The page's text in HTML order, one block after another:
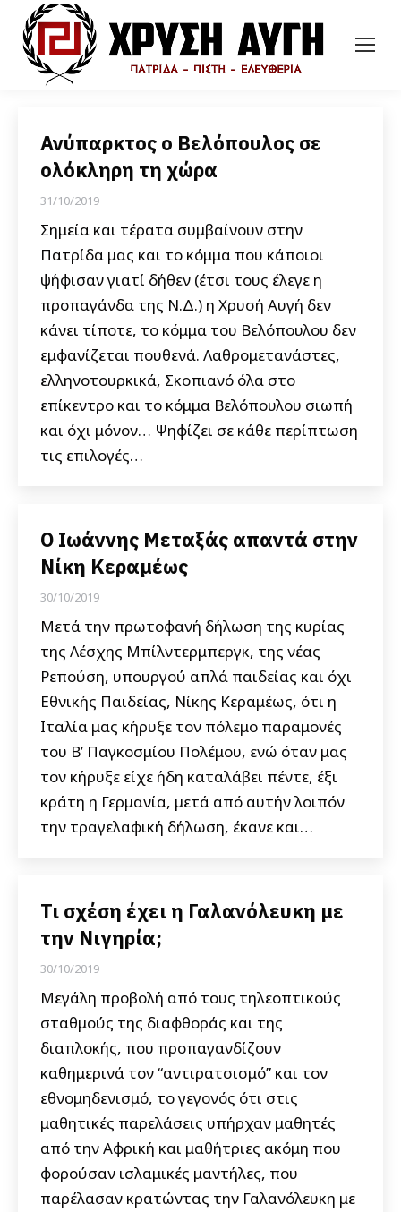
Ανύπαρκτος ο Βελόπουλος σε
ολόκληρη τη χώρα
31/10/2019
Σημεία και τέρατα συμβαίνουν στην
Πατρίδα μας και το κόμμα που κάποιοι
ψήφισαν γιατί δήθεν (έτσι τους έλεγε η
προπαγάνδα της Ν.Δ.) η Χρυσή Αυγή δεν
κάνει τίποτε, το κόμμα του Βελόπουλου δεν
εμφανίζεται πουθενά. Λαθρομετανάστες,
ελληνοτουρκικά, Σκοπιανό όλα στο
επίκεντρο και το κόμμα Βελόπουλου σιωπή
και όχι μόνον… Ψηφίζει σε κάθε περίπτωση
τις επιλογές…
Ο Ιωάννης Μεταξάς απαντά στην
Νίκη Κεραμέως
30/10/2019
Μετά την πρωτοφανή δήλωση της κυρίας
της Λέσχης Μπίλντερμπεργκ, της νέας
Ρεπούση, υπουργού απλά παιδείας και όχι
Εθνικής Παιδείας, Νίκης Κεραμέως, ότι η
Ιταλία μας κήρυξε τον πόλεμο παραμονές
του Β’ Παγκοσμίου Πολέμου, ενώ όταν μας
τον κήρυξε είχε ήδη καταλάβει πέντε, έξι
κράτη η Γερμανία, μετά από αυτήν λοιπόν
την τραγελαφική δήλωση, έκανε και…
Τι σχέση έχει η Γαλανόλευκη με
την Νιγηρία;
30/10/2019
Μεγάλη προβολή από τους τηλεοπτικούς
σταθμούς της διαφθοράς και της
διαπλοκής, που προπαγανδίζουν
καθημερινά τον “αντιρατσισμό” και τον
εθνομηδενισμό, το γεγονός ότι στις
μαθητικές παρελάσεις υπήρχαν μαθητές
από την Αφρική και μαθήτριες ακόμη που
φορούσαν ισλαμικές μαντήλες, που
παρέλασαν κρατώντας την Γαλανόλευκη με